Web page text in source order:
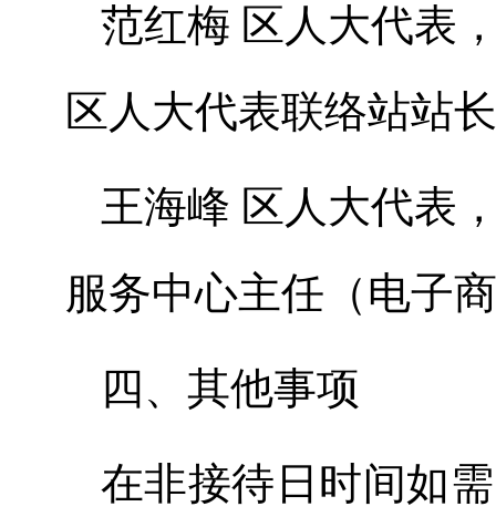
范红梅 区人大代表
区人大代表联络站站长
王海峰 区人大代表
服务中心主任（电子
四、其他事项
在非接待日时间如